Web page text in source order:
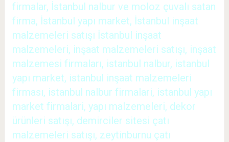
firmalar, İstanbul nalbur ve moloz çuvalı satan
firma, İstanbul yapı market, İstanbul inşaat
malzemeleri satışı İstanbul inşaat
malzemeleri, inşaat malzemeleri satışı, inşaat
malzemesi firmaları, istanbul nalbur, istanbul
yapı market, istanbul inşaat malzemeleri
firması, istanbul nalbur firmalari, istanbul yapı
market firmalari, yapı malzemeleri, dekor
ürünleri satışı, demirciler sitesi çatı
malzemeleri satışı, zeytinburnu çatı